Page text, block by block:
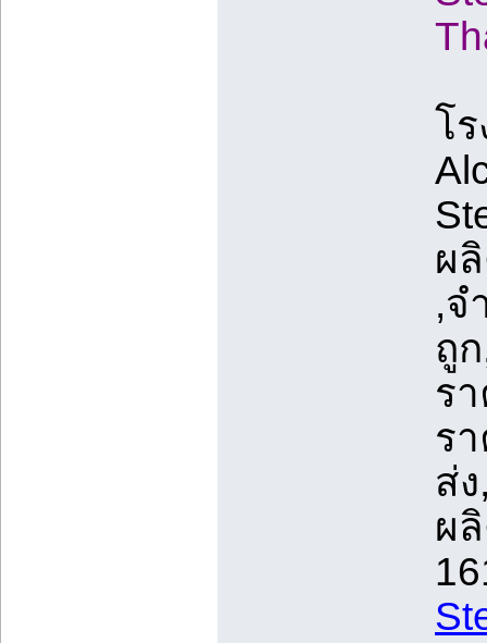
โ
ผ
,จ
ถู
ร
ร
ส่
ผ